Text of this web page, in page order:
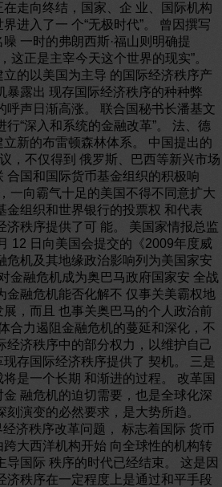
走向终结，国家、企 业、国际机构
进入了一 个“无极时代”。 曾因撰写
噪 一时的弗朗西斯·福山则明确提
这正是主宰今天这个世界的现实”。
的以美国为主导 的国际经济秩序产
暴露出 现存国际经济秩序的种种弊
呼声日渐高涨。 联合国秘书长潘基文
“深入和系统的金融改革”。 法、德
新的布雷顿森林体系。 中国提出的
，不仅得到 俄罗斯、巴西等新兴市场
合国和国际货币基金组织的积极响
一向霸气十足的美国不得不同意扩大
金组织和世界银行的投票权 和代表
济秩序提供了可 能。 美国家情报总监
12 日向美国会提交的《2009年度威
危机及其地缘政治影响列为美国家安
金融危机成为奥巴马政府国家安 全战
金融危机能否化解不 仅事关美霸权地
，而且 也事关奥巴马的个人政治前
合力遏阻金融危机的蔓延和深化，不
经济秩序中的部分权力，以维护自己
存国际经济秩序提供了 契机。 三是
是一个长期 和渐进的过程。 改革国
融危机的迫切需要，也是全球化深
刻演变的必然要求，是大势所趋。
济秩序改革问题， 标志着国际 货币
大西洋机构开始 向全球性的机构转
导国际 秩序的时代已经结束。 这是因
济秩序在一定程度上是通过和平手段